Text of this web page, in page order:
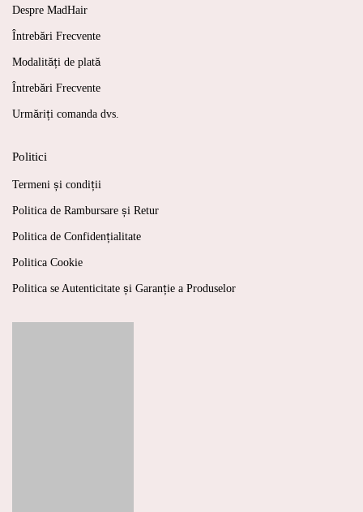
Despre MadHair
Întrebări Frecvente
Modalități de plată
Întrebări Frecvente
Urmăriți comanda dvs.
Politici
Termeni și condiții
Politica de Rambursare și Retur
Politica de Confidențialitate
Politica Cookie
Politica se Autenticitate și Garanție a Produselor